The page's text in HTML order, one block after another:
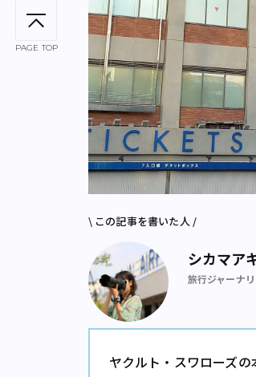
PAGE TOP
\ この記事を書いた人 /
シカマア
旅行ジャーナ
ヤクルト・スワローズ